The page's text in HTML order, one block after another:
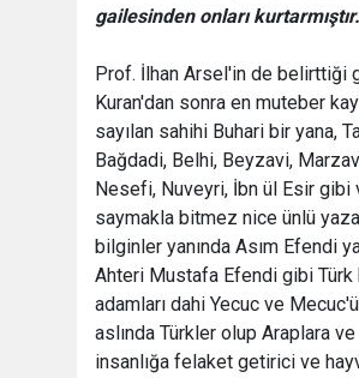
gailesinden onları kurtarmıştır.
Prof. İlhan Arsel'in de belirttiği
Kuran'dan sonra en muteber
sayılan sahihi Buhari bir yana,
Bağdadi, Belhi, Beyzavi,
Nesefi, Nuveyri, İbn ül Esir gibi
saymakla bitmez nice ünlü
bilginler yanında Asım Efendi
Ahteri Mustafa Efendi gibi Türk
adamları dahi Yecuc ve
aslında Türkler olup Araplara ve
insanlığa felaket getirici ve